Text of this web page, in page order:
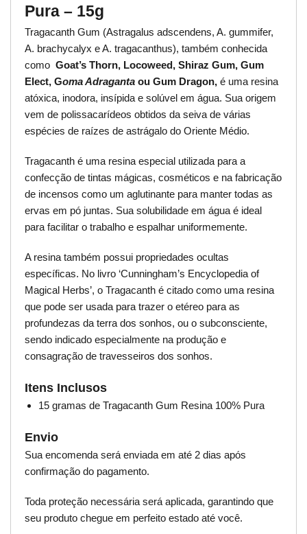
Pura – 15g
Tragacanth Gum (Astragalus adscendens, A. gummifer,
A. brachycalyx e A. tragacanthus), também conhecida
como Goat’s Thorn, Locoweed, Shiraz Gum, Gum
Elect, Goma Adraganta ou Gum Dragon, é uma resina
atóxica, inodora, insípida e solúvel em água. Sua origem
vem de polissacarídeos obtidos da seiva de várias
espécies de raízes de astrágalo do Oriente Médio.
Tragacanth é uma resina especial utilizada para a
confecção de tintas mágicas, cosméticos e na fabricação
de incensos como um aglutinante para manter todas as
ervas em pó juntas. Sua solubilidade em água é ideal
para facilitar o trabalho e espalhar uniformemente.
A resina também possui propriedades ocultas
específicas. No livro ‘Cunningham’s Encyclopedia of
Magical Herbs’, o Tragacanth é citado como uma resina
que pode ser usada para trazer o etéreo para as
profundezas da terra dos sonhos, ou o subconsciente,
sendo indicado especialmente na produção e
consagração de travesseiros dos sonhos.
Itens Inclusos
15 gramas de Tragacanth Gum Resina 100% Pura
Envio
Sua encomenda será enviada em até 2 dias após
confirmação do pagamento.
Toda proteção necessária será aplicada, garantindo que
seu produto chegue em perfeito estado até você.